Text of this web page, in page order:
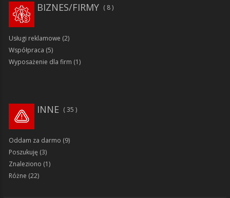
8
BIZNES/FIRMY
Usługi reklamowe (2)
Współpraca (5)
Wyposażenie dla firm (1)
35
INNE
Oddam za darmo (9)
Poszukuję (3)
Znaleziono (1)
Różne (22)